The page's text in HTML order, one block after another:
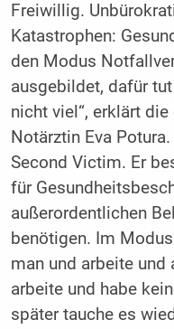
Freiwillig.
Katastrophen:
den Modus
ausgebildet, dafür
nicht viel“, erklärt
Notärztin Eva
Second Victim. Er
für
außerordentlichen
benötigen. Im
man und arbeite und
arbeite und habe
später tauche es